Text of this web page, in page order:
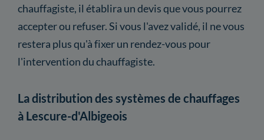
chauffagiste, il établira un devis que vous pourrez
accepter ou refuser. Si vous l'avez validé, il ne vous
restera plus qu'à fixer un rendez-vous pour
l'intervention du chauffagiste.
La distribution des systèmes de chauffages
à Lescure-d'Albigeois